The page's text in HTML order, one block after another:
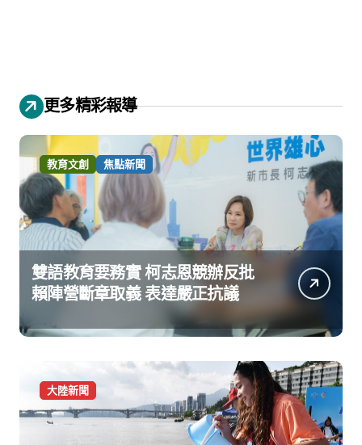
更多精彩報導
教育文創 焦點新聞
雙語教育要務實 柯志恩競辦反批
賴陣營斷章取義 表達嚴正抗議
大陸新聞